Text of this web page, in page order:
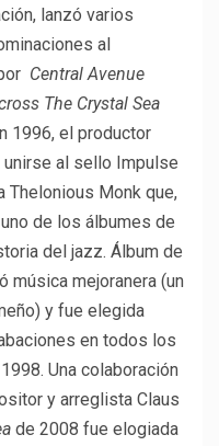
lanzó varios
al
Central Avenue
The Crystal Sea
1996, el productor
unirse al sello Impulse
Thelonious Monk que,
de los álbumes de
del jazz. Álbum de
música mejoranera (un
y fue elegida
en todos los
Una colaboración
y arreglista Claus
de 2008 fue elogiada